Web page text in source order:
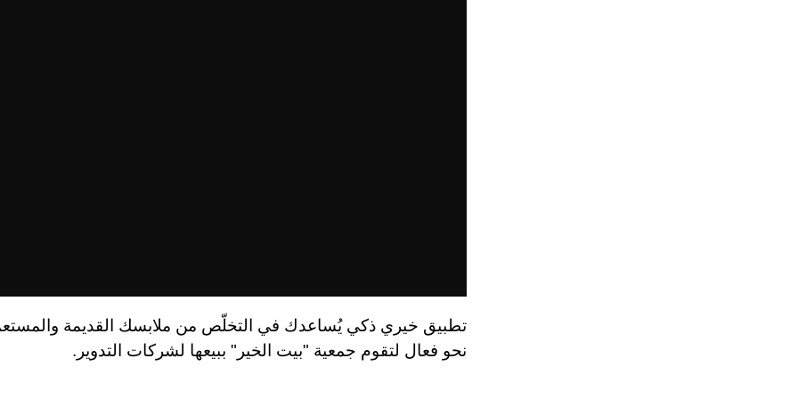
تطبيق خيري ذكي يُساعدك في التخلّص من ملابسك القديمة
نحو فعال لتقوم جمعية "بيت الخير" ببيعها لشركات التدوير .